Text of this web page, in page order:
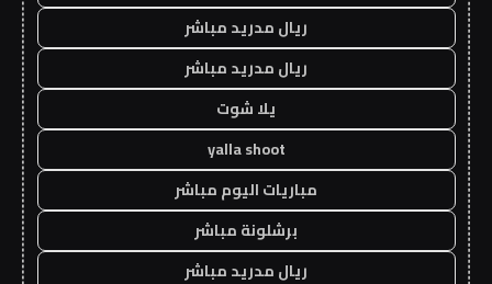
ريال مدريد مباشر
ريال مدريد مباشر
يلا شوت
yalla shoot
مباريات اليوم مباشر
برشلونة مباشر
ريال مدريد مباشر